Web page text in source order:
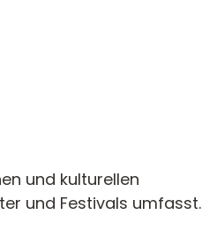
und kulturellen
und Festivals umfasst.